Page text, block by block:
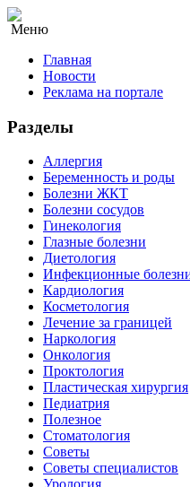
Меню
Главная
Новости
Реклама на портале
Разделы
Аллергия
Беременность и роды
Болезни ЖКТ
Болезни сосудов
Гинекология
Глазные болезни
Диетология
Инфекционные
Кардиология
Косметология
Лечение за границей
Наркология
Онкология
Проктология
Пластическая хирургия
Педиатрия
Полезное
Стоматология
Советы
Советы специалистов